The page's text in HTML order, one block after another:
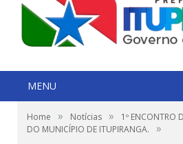
MENU
Home » Notícias »
1º ENCONTRO
DO MUNICÍPIO DE ITUPIRANGA.
»